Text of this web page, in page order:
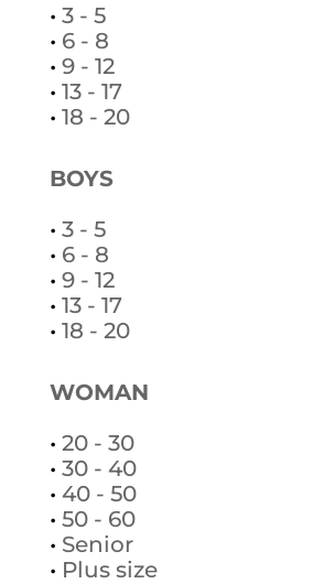
• 3 - 5
• 6 - 8
• 9 - 12
• 13 - 17
• 18 - 20
BOYS
• 3 - 5
• 6 - 8
• 9 - 12
• 13 - 17
• 18 - 20
WOMAN
• 20 - 30
• 30 - 40
• 40 - 50
• 50 - 60
• Senior
• Plus size